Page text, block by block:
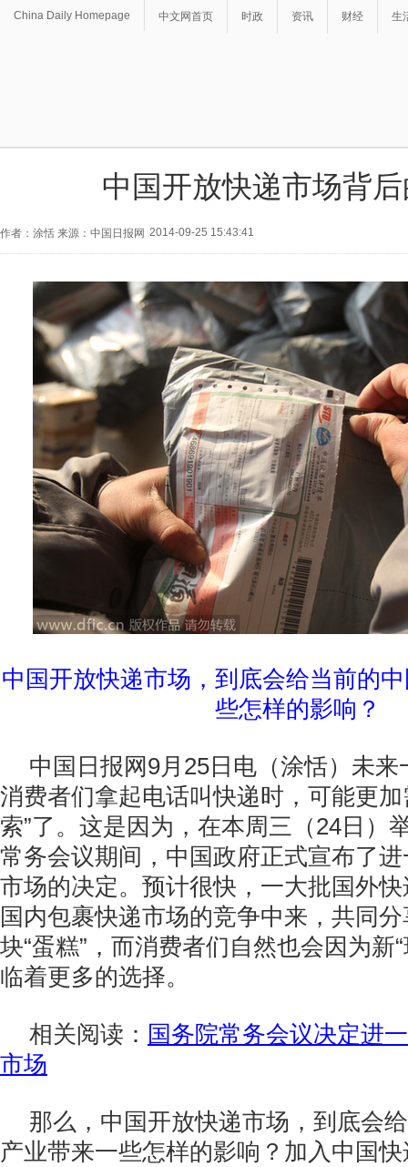
China Daily Homepage 中文网首页 时政 资讯 财经 生
中国开放快递市场背
作者：涂恬 来源：中国日报网 2014-09-25 15:43:41
中国开放快递市场，到底会给当前的
些怎样的影响？
中国日报网9月25日电（涂恬）未
消费者们拿起电话叫快递时，可能更加
索”了。这是因为，在本周三（24日）
常务会议期间，中国政府正式宣布了
市场的决定。预计很快，一大批国外
国内包裹快递市场的竞争中来，共同
块“蛋糕”，而消费者们自然也会因为新
临着更多的选择。
相关阅读： 国务院常务会议决定进
市场
那么，中国开放快递市场，到底会
产业带来一些怎样的影响？加入中国